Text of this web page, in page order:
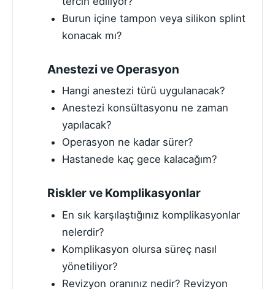
Burun içine tampon veya silikon splint
konacak mı?
Anestezi ve Operasyon
Hangi anestezi türü uygulanacak?
Anestezi konsültasyonu ne zaman
yapılacak?
Operasyon ne kadar sürer?
Hastanede kaç gece kalacağım?
Riskler ve Komplikasyonlar
En sık karşılaştığınız komplikasyonlar
nelerdir?
Komplikasyon olursa süreç nasıl
yönetiliyor?
Revizyon oranınız nedir? Revizyon